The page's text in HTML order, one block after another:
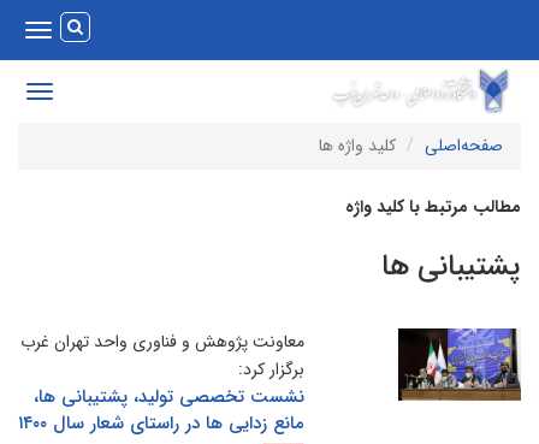
Toggle
Toggle
صفحه‌اصلی
کلید واژه ها
مرتبط با کلید واژه
ها
معاونت پژوهش و فناوری واحد تهران غرب
برگزار کرد:
نشست تخصصی تولید، پشتیبانی ها،
مانع زدایی ها در راستای شعار سال ۱۴۰۰